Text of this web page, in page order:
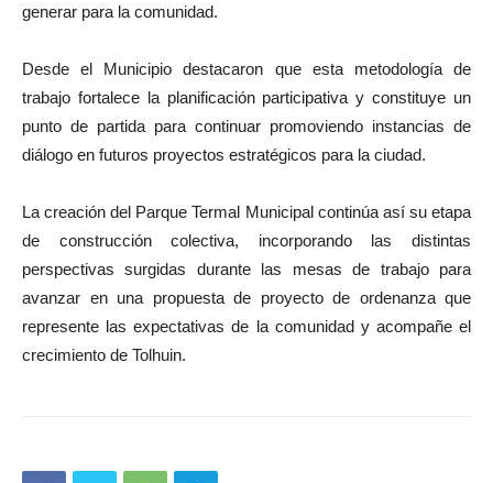
generar para la comunidad.
Desde el Municipio destacaron que esta metodología de
trabajo fortalece la planificación participativa y constituye un
punto de partida para continuar promoviendo instancias de
diálogo en futuros proyectos estratégicos para la ciudad.
La creación del Parque Termal Municipal continúa así su etapa
de construcción colectiva, incorporando las distintas
perspectivas surgidas durante las mesas de trabajo para
avanzar en una propuesta de proyecto de ordenanza que
represente las expectativas de la comunidad y acompañe el
crecimiento de Tolhuin.